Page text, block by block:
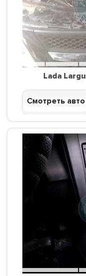
Lada
Смотреть авто